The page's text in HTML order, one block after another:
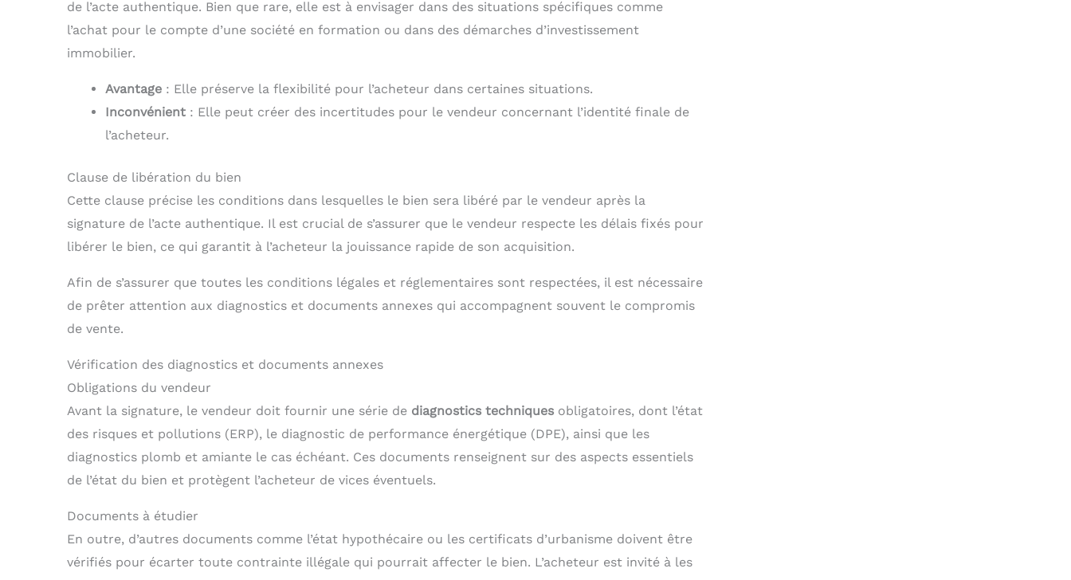
de l’acte authentique. Bien que rare, elle est à envisager dans des situations spécifiques comme
l’achat pour le compte d’une société en formation ou dans des démarches d’investissement
immobilier.
Avantage : Elle préserve la flexibilité pour l’acheteur dans certaines situations.
Inconvénient : Elle peut créer des incertitudes pour le vendeur concernant l’identité finale de
l’acheteur.
Clause de libération du bien
Cette clause précise les conditions dans lesquelles le bien sera libéré par le vendeur après la
signature de l’acte authentique. Il est crucial de s’assurer que le vendeur respecte les délais fixés pour
libérer le bien, ce qui garantit à l’acheteur la jouissance rapide de son acquisition.
Afin de s’assurer que toutes les conditions légales et réglementaires sont respectées, il est nécessaire
de prêter attention aux diagnostics et documents annexes qui accompagnent souvent le compromis
de vente.
Vérification des diagnostics et documents annexes
Obligations du vendeur
Avant la signature, le vendeur doit fournir une série de diagnostics techniques obligatoires, dont l’état
des risques et pollutions (ERP), le diagnostic de performance énergétique (DPE), ainsi que les
diagnostics plomb et amiante le cas échéant. Ces documents renseignent sur des aspects essentiels
de l’état du bien et protègent l’acheteur de vices éventuels.
Documents à étudier
En outre, d’autres documents comme l’état hypothécaire ou les certificats d’urbanisme doivent être
vérifiés pour écarter toute contrainte illégale qui pourrait affecter le bien. L’acheteur est invité à les